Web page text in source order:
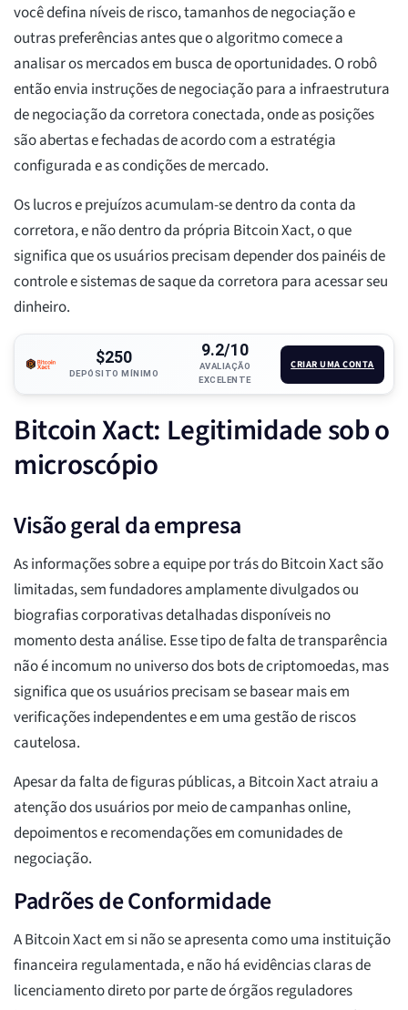
você defina níveis de risco, tamanhos de negociação e
outras preferências antes que o algoritmo comece a
analisar os mercados em busca de oportunidades. O robô
então envia instruções de negociação para a infraestrutura
de negociação da corretora conectada, onde as posições
são abertas e fechadas de acordo com a estratégia
configurada e as condições de mercado.
Os lucros e prejuízos acumulam-se dentro da conta da
corretora, e não dentro da própria Bitcoin Xact, o que
significa que os usuários precisam depender dos painéis de
controle e sistemas de saque da corretora para acessar seu
dinheiro.
$250
DEPÓSITO MÍNIMO
9.2/10
AVALIAÇÃO
EXCELENTE
CRIAR UMA CONTA
Bitcoin Xact: Legitimidade sob o
microscópio
Visão geral da empresa
As informações sobre a equipe por trás do Bitcoin Xact são
limitadas, sem fundadores amplamente divulgados ou
biografias corporativas detalhadas disponíveis no
momento desta análise. Esse tipo de falta de transparência
não é incomum no universo dos bots de criptomoedas, mas
significa que os usuários precisam se basear mais em
verificações independentes e em uma gestão de riscos
cautelosa.
Apesar da falta de figuras públicas, a Bitcoin Xact atraiu a
atenção dos usuários por meio de campanhas online,
depoimentos e recomendações em comunidades de
negociação.
Padrões de Conformidade
A Bitcoin Xact em si não se apresenta como uma instituição
financeira regulamentada, e não há evidências claras de
licenciamento direto por parte de órgãos reguladores